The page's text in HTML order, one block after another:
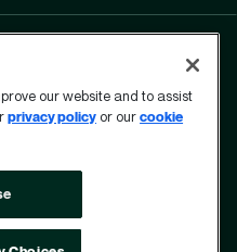
our website and to assist
privacy policy or ourcookie